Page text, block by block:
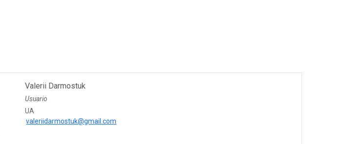
Valerii Darmostuk
Usuario
UA
valeriidarmostuk@gmail.com